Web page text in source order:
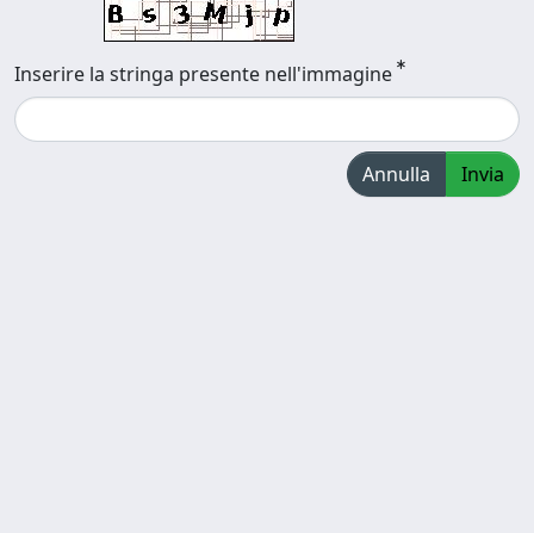
Inserire la stringa presente nell'immagine
Annulla Invia